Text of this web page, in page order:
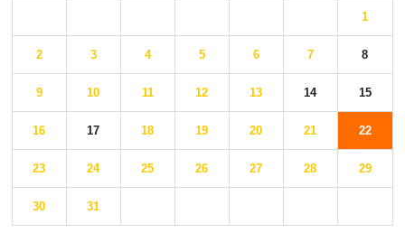
1
2 3 4 5 6 7 8
9 10 11 12 13 14 15
16 17 18 19 20 21 22
23 24 25 26 27 28 29
30 31